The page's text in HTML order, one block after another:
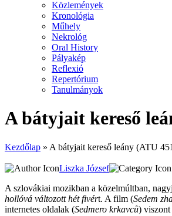
Közlemények
Kronológia
Műhely
Nekrológ
Oral History
Pályakép
Reflexió
Repertórium
Tanulmányok
A bátyjait kereső
Kezdőlap » A bátyjait kereső leány (ATU
Liszka József
A szlovákiai mozikban a közelmúltban,
hollóvá változott hét fivért. A film (Sedem
internetes oldalak (Sedmero krkavců) viszont